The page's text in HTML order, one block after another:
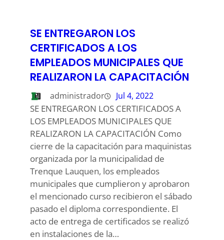
SE ENTREGARON LOS
CERTIFICADOS A LOS
EMPLEADOS MUNICIPALES QUE
REALIZARON LA CAPACITACIÓN
administrador Jul 4, 2022
SE ENTREGARON LOS CERTIFICADOS A
LOS EMPLEADOS MUNICIPALES QUE
REALIZARON LA CAPACITACIÓN Como
cierre de la capacitación para maquinistas
organizada por la municipalidad de
Trenque Lauquen, los empleados
municipales que cumplieron y aprobaron
el mencionado curso recibieron el sábado
pasado el diploma correspondiente. El
acto de entrega de certificados se realizó
en instalaciones de la…